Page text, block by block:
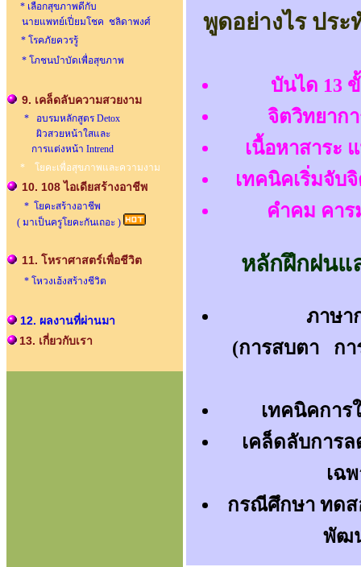
* เลือกสุขภาพดีกับ
นายแพทย์เปี่ยมโชค ชลิดาพงศ์
* โรคภัยควรรู้
* โภชนบำบัดเพื่อสุขภาพ
9. เคล็ดลับความสวยงาม
* อบรมหลักสูตร Detox
ผิวสวยหน้าใสและ
การแต่งหน้า Intrend
* โยคะเพื่อสุขภาพและความงาม
10. 108 ไอเดียสร้างอาชีพ
* โยคะสร้างอาชีพ
( มาเป็นครูโยคะกันเถอะ )
11. โหราศาสตร์เพื่อชีวิต
* โหวงเฮ้งสร้างชีวิต
12. ผลงานที่ผ่านมา
13. เกี่ยวกับเรา
พูดอย่างไร ประ
บันได 13
จิตวิทยาก
เนื้อหาสาระ
เทคนิคเริ่มจับ
คำคม คาร
หลักฝึกฝนแ
ภาษา
(การสบตา กา
เทคนิคการ
เคล็ดลับการ
เฉ
กรณีศึกษา ทดส
พัฒ